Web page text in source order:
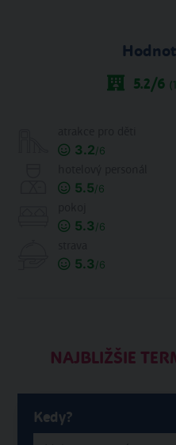
5.2/6 (
3.2/6
5.5/6
5.3/6
5.3/6
NAJBLIŽŠIE
Kedy?